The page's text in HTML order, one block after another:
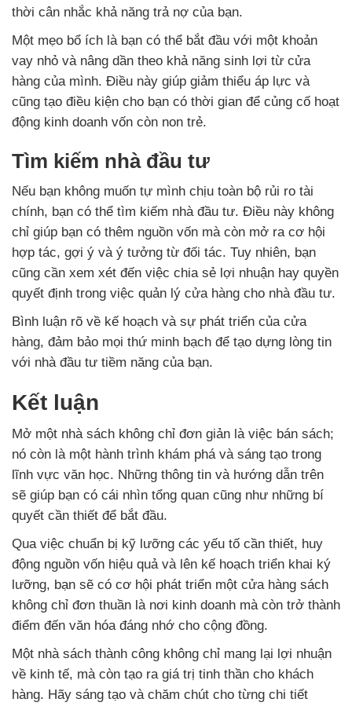
thời cân nhắc khả năng trả nợ của bạn.
Một mẹo bổ ích là bạn có thể bắt đầu với một khoản
vay nhỏ và nâng dần theo khả năng sinh lợi từ cửa
hàng của mình. Điều này giúp giảm thiểu áp lực và
cũng tạo điều kiện cho bạn có thời gian để củng cố hoạt
động kinh doanh vốn còn non trẻ.
Tìm kiếm nhà đầu tư
Nếu bạn không muốn tự mình chịu toàn bộ rủi ro tài
chính, bạn có thể tìm kiếm nhà đầu tư. Điều này không
chỉ giúp bạn có thêm nguồn vốn mà còn mở ra cơ hội
hợp tác, gợi ý và ý tưởng từ đối tác. Tuy nhiên, bạn
cũng cần xem xét đến việc chia sẻ lợi nhuận hay quyền
quyết định trong việc quản lý cửa hàng cho nhà đầu tư.
Bình luận rõ về kế hoạch và sự phát triển của cửa
hàng, đảm bảo mọi thứ minh bạch để tạo dựng lòng tin
với nhà đầu tư tiềm năng của bạn.
Kết luận
Mở một nhà sách không chỉ đơn giản là việc bán sách;
nó còn là một hành trình khám phá và sáng tạo trong
lĩnh vực văn học. Những thông tin và hướng dẫn trên
sẽ giúp bạn có cái nhìn tổng quan cũng như những bí
quyết cần thiết để bắt đầu.
Qua việc chuẩn bị kỹ lưỡng các yếu tố cần thiết, huy
động nguồn vốn hiệu quả và lên kế hoạch triển khai ký
lưỡng, bạn sẽ có cơ hội phát triển một cửa hàng sách
không chỉ đơn thuần là nơi kinh doanh mà còn trở thành
điểm đến văn hóa đáng nhớ cho cộng đồng.
Một nhà sách thành công không chỉ mang lại lợi nhuận
về kinh tế, mà còn tạo ra giá trị tinh thần cho khách
hàng. Hãy sáng tạo và chăm chút cho từng chi tiết